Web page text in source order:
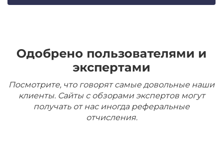
Одобрено пользователями и
экспертами
Посмотрите, что говорят самые довольные наши
клиенты. Сайты с обзорами экспертов могут
получать от нас иногда реферальные
отчисления.